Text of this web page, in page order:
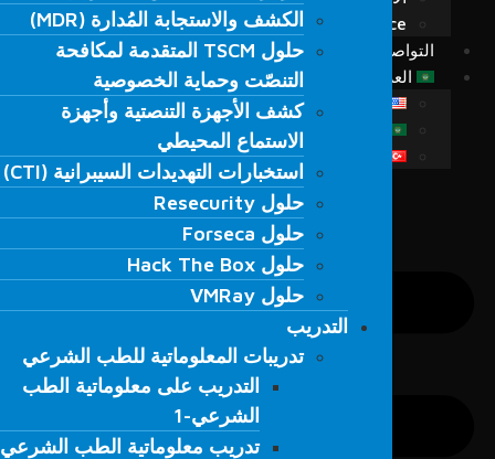
Fordefence على منصات التواصل
التواصل
العربية
الكشف والاستجابة المُدارة (MDR)
حلول TSCM المتقدمة لمكافحة
التنصّت وحماية الخصوصية
كشف الأجهزة التنصتية وأجهزة
الاستماع المحيطي
استخبارات التهديدات السيبرانية (CTI)
حلول Resecurity
حلول Forseca
حلول Hack The Box
حلول VMRay
التدريب
تدريبات المعلوماتية للطب الشرعي
التدريب على معلوماتية الطب
الشرعي-1
تدريب معلوماتية الطب الشرعي
الكشف والاستجابة المُدارة (MDR)
حلول TSCM المتقدمة لمكافحة
التنصّت وحماية الخصوصية
كشف الأجهزة التنصتية وأجهزة
الاستماع المحيطي
استخبارات التهديدات السيبرانية (CTI)
حلول Resecurity
حلول Forseca
حلول Hack The Box
حلول VMRay
التدريب
تدريبات المعلوماتية للطب الشرعي
التدريب على معلوماتية الطب
الشرعي-1
تدريب معلوماتية الطب الشرعي